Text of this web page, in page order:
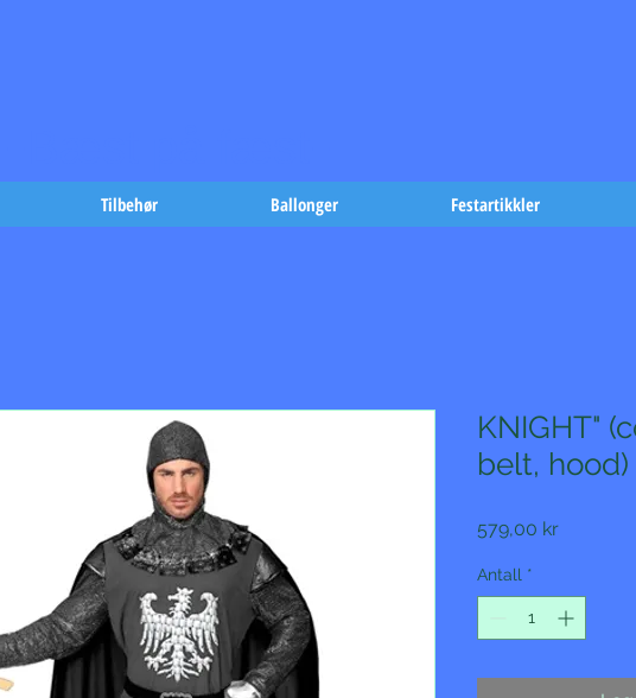
Tilbehør Ballonger Festartikkler
KNIGHT"
belt, hood)
579,00 krPris
Antall *